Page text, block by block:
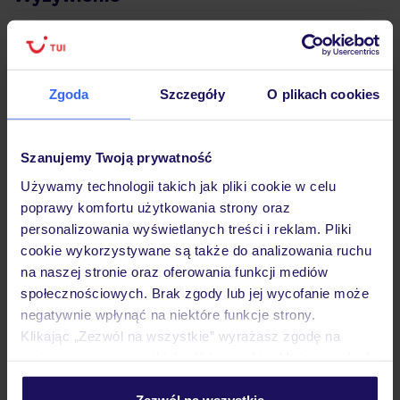
Zgoda Szczegóły O plikach cookies
Szanujemy Twoją prywatność
Używamy technologii takich jak pliki cookie w celu
poprawy komfortu użytkowania strony oraz
personalizowania wyświetlanych treści i reklam. Pliki
cookie wykorzystywane są także do analizowania ruchu
na naszej stronie oraz oferowania funkcji mediów
społecznościowych. Brak zgody lub jej wycofanie może
negatywnie wpłynąć na niektóre funkcje strony.
Klikając „Zezwól na wszystkie” wyrażasz zgodę na
personalizować swój wybór wchodząc w zakładkę
Atrakcje
Ważne informacje
Często zadawane pytania
Jak zmienić uczestników/osobę zgłaszającą?
Czy w Hotelu będzie przedstawiciel TUI?
Na jakiej podstawie i gdzie otrzymam karty
pokładowe/bilety lotnicze?
Zobacz więcej